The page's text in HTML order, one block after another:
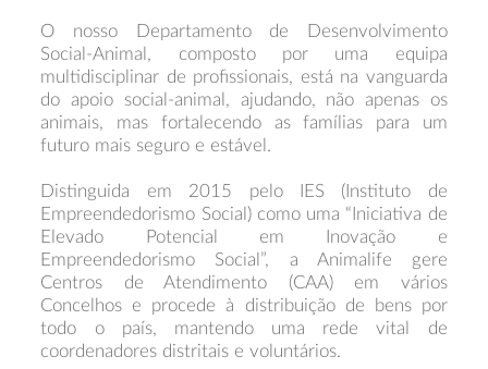
O nosso Departamento de Desenvolvimento
Social-Animal, composto por uma equipa
multidisciplinar de profissionais, está na vanguarda
do apoio social-animal, ajudando, não apenas os
animais, mas fortalecendo as famílias para um
futuro mais seguro e estável.
Distinguida em 2015 pelo IES (Instituto de
Empreendedorismo Social) como uma “Iniciativa de
Elevado Potencial em Inovação e
Empreendedorismo Social”, a Animalife gere
Centros de Atendimento (CAA) em vários
Concelhos e procede à distribuição de bens por
todo o país, mantendo uma rede vital de
coordenadores distritais e voluntários.